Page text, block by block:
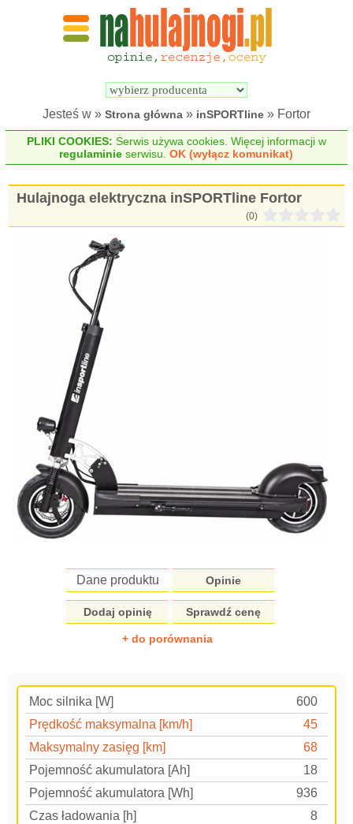
Wyszukiwarka
elektrycznych
Jesteś w » Strona główna » inSPORTline » Fortor
PLIKI COOKIES: Serwis używa cookies. Więcej informacji w
regulaminie serwisu.OK (wyłącz komunikat)
Hulajnoga elektryczna inSPORTline Fortor
(0)
Dane produktu Opinie
Dodaj opinię Sprawdź cenę
+ do porównania
Moc silnika [W]
600
Prędkość maksymalna [km/h]
45
Maksymalny zasięg [km]
68
Pojemność akumulatora [Ah]
18
Pojemność akumulatora [Wh]
936
Czas ładowania [h]
8